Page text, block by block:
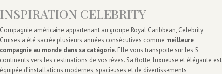
INSPIRATION CELEBRITY
Compagnie américaine appartenant au groupe Royal Caribbean, Celebrity
Cruises a été sacrée plusieurs années consécutives comme meilleure
compagnie au monde dans sa catégorie. Elle vous transporte sur les 5
continents vers les destinations de vos rêves. Sa flotte, luxueuse et élégante est
équipée d’installations modernes, spacieuses et de divertissements